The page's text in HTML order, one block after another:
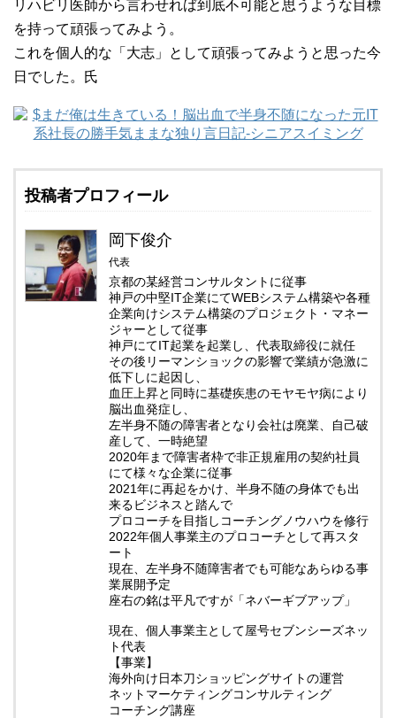
リハビリ医師から言わせれば到底不可能と思うような目標
を持って頑張ってみよう。
これを個人的な「大志」として頑張ってみようと思った今
日でした。氏
投稿者プロフィール
岡下俊介
代表
京都の某経営コンサルタントに従事
神戸の中堅IT企業にてWEBシステム構築や各種
企業向けシステム構築のプロジェクト・マネー
ジャーとして従事
神戸にてIT起業を起業し、代表取締役に就任
その後リーマンショックの影響で業績が急激に
低下しに起因し、
血圧上昇と同時に基礎疾患のモヤモヤ病により
脳出血発症し、
左半身不随の障害者となり会社は廃業、自己破
産して、一時絶望
2020年まで障害者枠で非正規雇用の契約社員
にて様々な企業に従事
2021年に再起をかけ、半身不随の身体でも出
来るビジネスと踏んで
プロコーチを目指しコーチングノウハウを修行
2022年個人事業主のプロコーチとして再スタ
ート
現在、左半身不随障害者でも可能なあらゆる事
業展開予定
座右の銘は平凡ですが「ネバーギブアップ」
現在、個人事業主として屋号セブンシーズネッ
ト代表
【事業】
海外向け日本刀ショッピングサイトの運営
ネットマーケティングコンサルティング
コーチング講座